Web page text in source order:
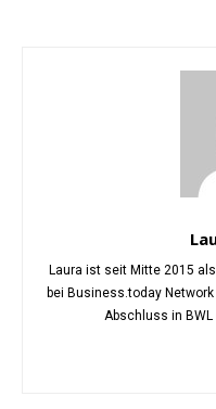
Laura ist seit Mitte 2015
bei Business.today
Abschluss in